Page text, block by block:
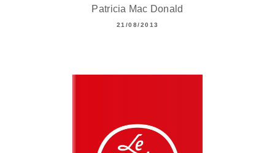
Patricia Mac Donald
21/08/2013